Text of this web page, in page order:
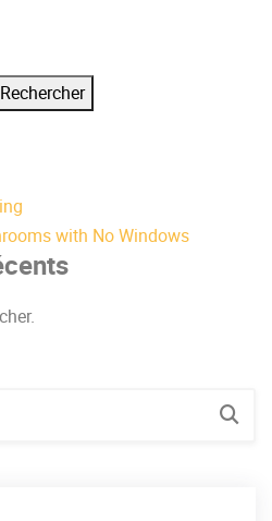
Rechercher
with No Windows